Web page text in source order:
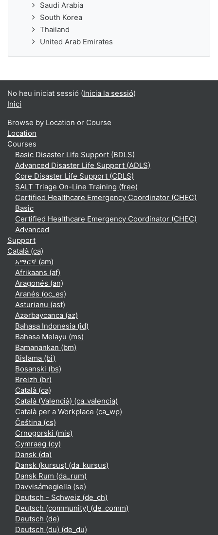
Saudi Arabia
South Korea
Thailand
United Arab Emirates
No heu iniciat sessió (Inicia la sessió)
Inici
Browse by Location or Course
Location
Courses
Basic Disaster Life Support (BDLS)
Advanced Disaster Life Support (ADLS)
Core Disaster Life Support (CDLS)
SALT Triage On-Line Training (free)
Certified Healthcare Emergency Coordinator (CHEC)
Basic
Certified Healthcare Emergency Coordinator (CHEC)
Advanced
Support
Català ‎(ca)‎
አማርኛ ‎(am)‎
Afrikaans ‎(af)‎
Aragonés ‎(an)‎
Aranés ‎(oc_es)‎
Asturianu ‎(ast)‎
Azərbaycanca ‎(az)‎
Bahasa Indonesia ‎(id)‎
Bahasa Melayu ‎(ms)‎
Bamanankan ‎(bm)‎
Bislama ‎(bi)‎
Bosanski ‎(bs)‎
Breizh ‎(br)‎
Català ‎(ca)‎
Català (Valencià) ‎(ca_valencia)‎
Català per a Workplace ‎(ca_wp)‎
Čeština ‎(cs)‎
Crnogorski ‎(mis)‎
Cymraeg ‎(cy)‎
Dansk ‎(da)‎
Dansk (kursus) ‎(da_kursus)‎
Dansk Rum ‎(da_rum)‎
Davvisámegiella ‎(se)‎
Deutsch - Schweiz ‎(de_ch)‎
Deutsch (community) ‎(de_comm)‎
Deutsch ‎(de)‎
Deutsch (du) ‎(de_du)‎